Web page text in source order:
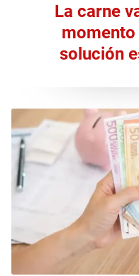
La carne
momento
solución